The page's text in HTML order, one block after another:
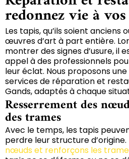
redonnez vie à
Les tapis, qu’ils soient anciens
œuvres d’art à part entière.
montrer des signes d’usure, il
appel à des professionnels
leur éclat. Nous proposons
services de réparation et
Gands, adaptés à chaque
Resserrement des
des trames
Avec le temps, les tapis
perdre leur structure d’origine.
nœuds et renforçons les